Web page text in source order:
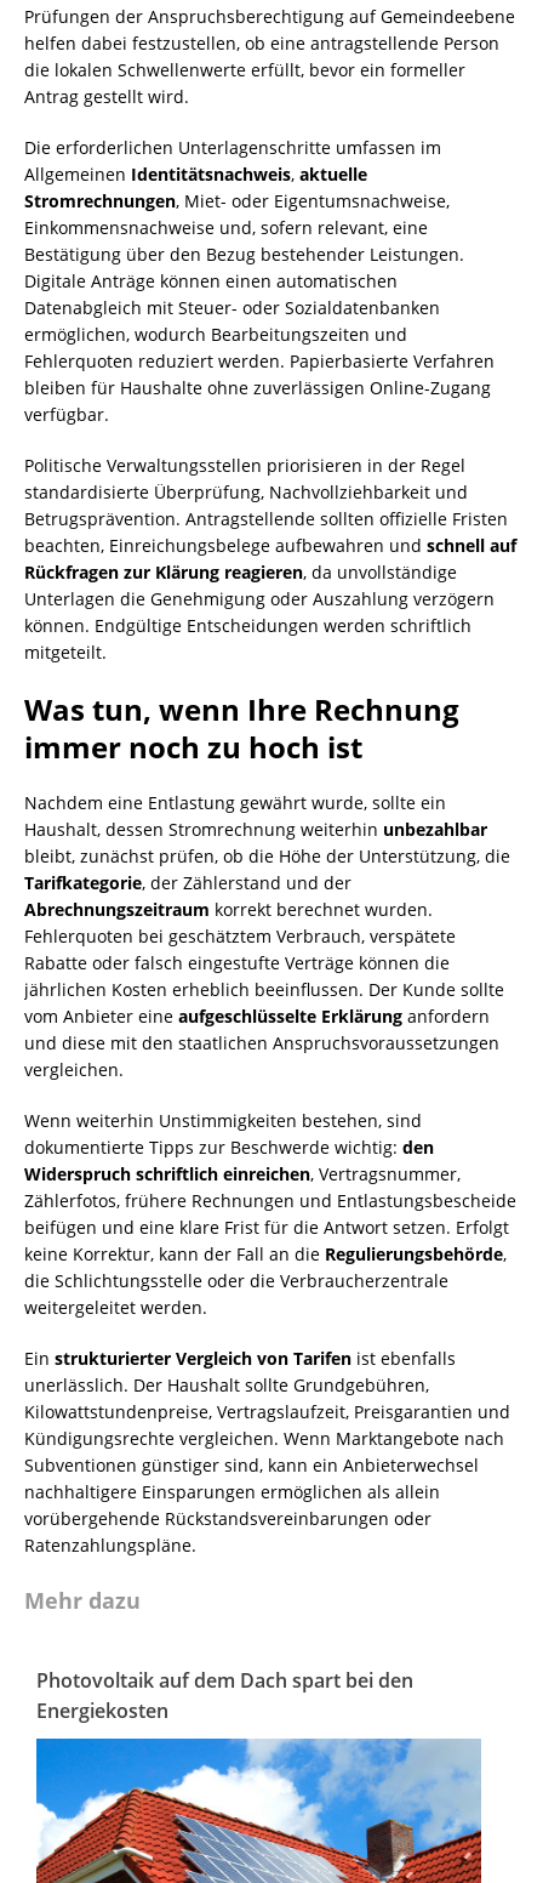
Prüfungen der Anspruchsberechtigung auf Gemeindeebene
helfen dabei festzustellen, ob eine antragstellende Person
die lokalen Schwellenwerte erfüllt, bevor ein formeller
Antrag gestellt wird.
Die erforderlichen Unterlagenschritte umfassen im
Allgemeinen Identitätsnachweis, aktuelle
Stromrechnungen, Miet- oder Eigentumsnachweise,
Einkommensnachweise und, sofern relevant, eine
Bestätigung über den Bezug bestehender Leistungen.
Digitale Anträge können einen automatischen
Datenabgleich mit Steuer- oder Sozialdatenbanken
ermöglichen, wodurch Bearbeitungszeiten und
Fehlerquoten reduziert werden. Papierbasierte Verfahren
bleiben für Haushalte ohne zuverlässigen Online-Zugang
verfügbar.
Politische Verwaltungsstellen priorisieren in der Regel
standardisierte Überprüfung, Nachvollziehbarkeit und
Betrugsprävention. Antragstellende sollten offizielle Fristen
beachten, Einreichungsbelege aufbewahren und schnell auf
Rückfragen zur Klärung reagieren, da unvollständige
Unterlagen die Genehmigung oder Auszahlung verzögern
können. Endgültige Entscheidungen werden schriftlich
mitgeteilt.
Was tun, wenn Ihre Rechnung
immer noch zu hoch ist
Nachdem eine Entlastung gewährt wurde, sollte ein
Haushalt, dessen Stromrechnung weiterhin unbezahlbar
bleibt, zunächst prüfen, ob die Höhe der Unterstützung, die
Tarifkategorie, der Zählerstand und der
Abrechnungszeitraum korrekt berechnet wurden.
Fehlerquoten bei geschätztem Verbrauch, verspätete
Rabatte oder falsch eingestufte Verträge können die
jährlichen Kosten erheblich beeinflussen. Der Kunde sollte
vom Anbieter eine aufgeschlüsselte Erklärung anfordern
und diese mit den staatlichen Anspruchsvoraussetzungen
vergleichen.
Wenn weiterhin Unstimmigkeiten bestehen, sind
dokumentierte Tipps zur Beschwerde wichtig: den
Widerspruch schriftlich einreichen, Vertragsnummer,
Zählerfotos, frühere Rechnungen und Entlastungsbescheide
beifügen und eine klare Frist für die Antwort setzen. Erfolgt
keine Korrektur, kann der Fall an die Regulierungsbehörde,
die Schlichtungsstelle oder die Verbraucherzentrale
weitergeleitet werden.
Ein strukturierter Vergleich von Tarifen ist ebenfalls
unerlässlich. Der Haushalt sollte Grundgebühren,
Kilowattstundenpreise, Vertragslaufzeit, Preisgarantien und
Kündigungsrechte vergleichen. Wenn Marktangebote nach
Subventionen günstiger sind, kann ein Anbieterwechsel
nachhaltigere Einsparungen ermöglichen als allein
vorübergehende Rückstandsvereinbarungen oder
Ratenzahlungspläne.
Mehr dazu
Photovoltaik auf dem Dach spart bei den
Energiekosten